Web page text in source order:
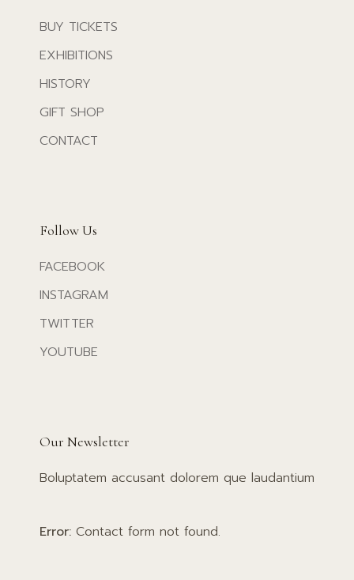
BUY TICKETS
EXHIBITIONS
HISTORY
GIFT SHOP
CONTACT
Follow Us
FACEBOOK
INSTAGRAM
TWITTER
YOUTUBE
Our Newsletter
Boluptatem accusant dolorem que laudantium
Error: Contact form not found.